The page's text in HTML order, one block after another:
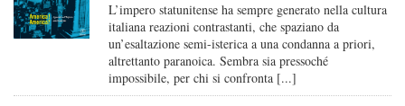
L’impero statunitense ha sempre generato nella cultura
italiana reazioni contrastanti, che spaziano da
un’esaltazione semi-isterica a una condanna a priori,
altrettanto paranoica. Sembra sia pressoché
impossibile, per chi si confronta [...]